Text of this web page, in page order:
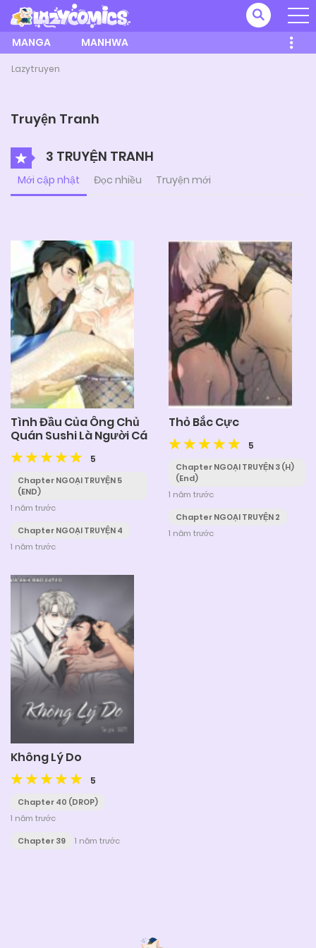
MANGA MANHWA
Lazytruyen
Truyện Tranh
3 TRUYỆN TRANH
Mới cập nhật Đọc nhiều Truyện mới
Tình Đầu Của Ông Chủ
Quán Sushi Là Người Cá
5
Chapter NGOẠI TRUYỆN 5
(END)
1 năm trước
Chapter NGOẠI TRUYỆN 4
1 năm trước
Thỏ Bắc Cực
5
Chapter NGOẠI TRUYỆN 3 (H)
(End)
1 năm trước
Chapter NGOẠI TRUYỆN 2
1 năm trước
Không Lý Do
5
Chapter 40 (DROP)
1 năm trước
Chapter 39
1 năm trước